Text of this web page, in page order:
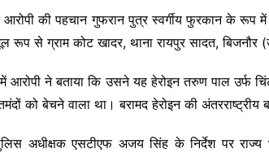
आरोपी की पहचान गुफरान पुत्र स्वर्गीय फुरकान के
रूप से ग्राम कोट खादर, थाना रायपुर सादत, बिजनौर
आरोपी ने बताया कि उसने यह हेरोइन तरुण पाल उर्फ
को बेचने वाला था। बरामद हेरोइन की
अधीक्षक एसटीएफ अजय सिंह के निर्देश पर